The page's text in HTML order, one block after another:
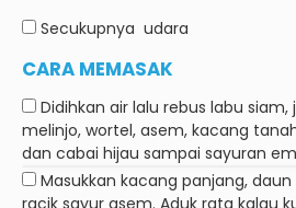
Secukupnya udara
CARA MEMASAK
Didihkan air lalu rebus labu
melinjo, wortel, asem, kacang
dan cabai hijau sampai sayuran
Masukkan kacang panjang,
racik sayur asem. Aduk rata kalau